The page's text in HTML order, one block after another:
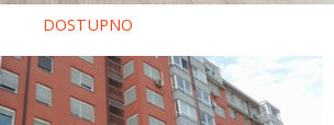
DOSTUPNO